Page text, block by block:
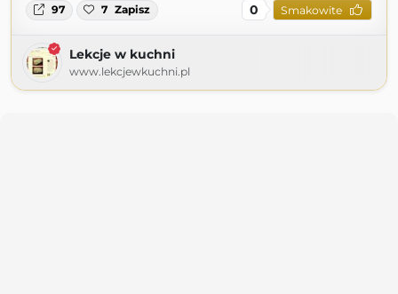
97 7 Zapisz 0 Smakowite
Lekcje w kuchni
www.lekcjewkuchni.pl